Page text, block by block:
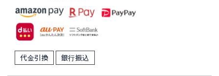
代金引換 銀行振込